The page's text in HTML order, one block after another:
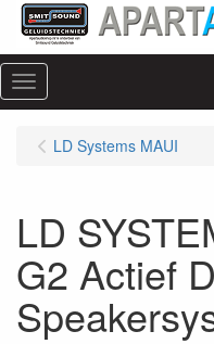
Menu
LD Systems MAUI
LD
G2 Actief